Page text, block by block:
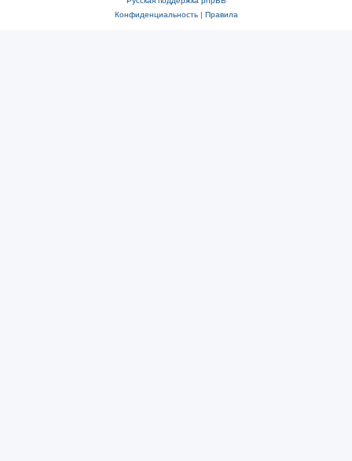
Конфиденциальность| Правила